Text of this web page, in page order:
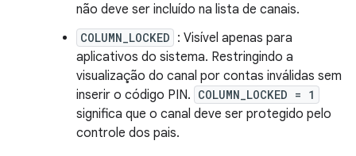
não deve ser incluído na lista de canais.
COLUMN_LOCKED : Visível apenas para
aplicativos do sistema. Restringindo a
visualização do canal por contas inválidas sem
inserir o código PIN. COLUMN_LOCKED = 1
significa que o canal deve ser protegido pelo
controle dos pais.